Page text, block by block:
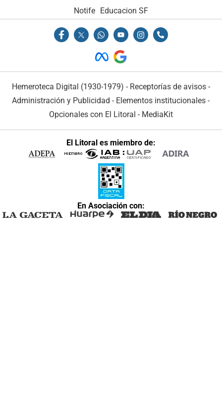
Notife Educacion SF
Hemeroteca Digital (1930-1979) - Receptorías de avisos -
Administración y Publicidad - Elementos institucionales -
Opcionales con El Litoral - MediaKit
El Litoral es miembro de:
En Asociación con: